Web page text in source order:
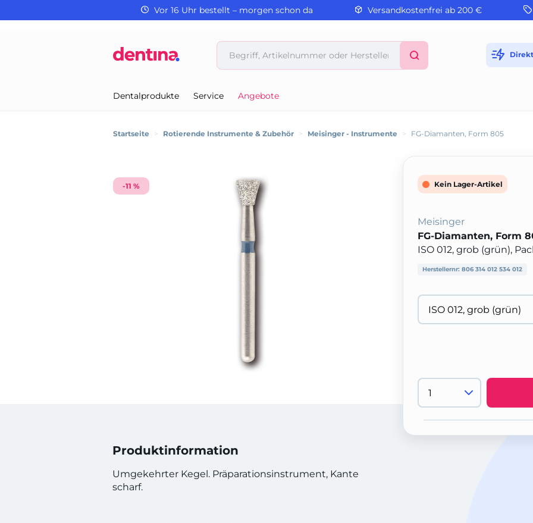
Vor 16 Uhr bestellt – morgen schon da Versandkostenfrei ab 200 €
Dentalprodukte Service Angebote
Startseite > Rotierende Instrumente & Zubehör > Meisinger - Instrumente > FG-Diamanten, Form 805
-11 %
Produktinformation
Umgekehrter Kegel. Präparationsinstrument, Kante
scharf.
Kein Lager-Artikel
Meisinger
FG-Diamanten, Form
ISO 012, grob (grün),
Herstellernr: 806 314 012 534 012